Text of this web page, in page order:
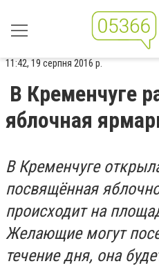
11:42, 19 серпня 2016 р.
В Кременчуге
яблочная
В Кременчуге
посвящённая
происходит на
Желающие могут
течение дня, она